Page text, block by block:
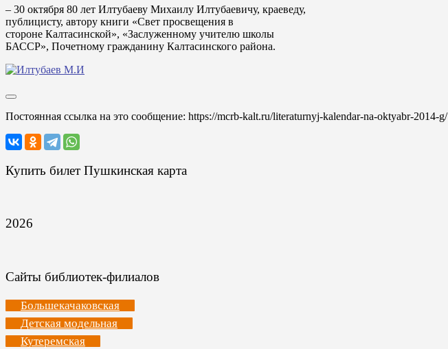
– 30 октября 80 лет Илтубаеву Михаилу Илтубаевичу, краеведу,
публицисту, автору книги «Свет просвещения в
стороне Калтасинской», «Заслуженному учителю школы
БАССР», Почетному гражданину Калтасинского района.
Постоянная ссылка на это сообщение: https://mcrb-kalt.ru/literaturnyj-kalendar-na-oktyabr-2014-g/
Купить билет Пушкинская карта
2026
Сайты библиотек-филиалов
Большекачаковская
Детская модельная
Кутеремская